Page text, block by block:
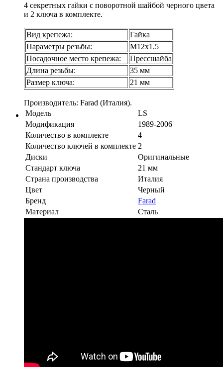
4 секретных гайки с поворотной шайбой черного цвета
и 2 ключа в комплекте.
Вид крепежа:
Гайка
Параметры резьбы:
М12х1.5
Посадочное место крепежа:
Прессшайба
Длина резьбы:
35 мм
Размер ключа:
21 мм
Производитель: Farad (Италия).
Модель
LS
Модификация
1989-2006
Количество в комплекте
4
Количество ключей в комплекте 2
Диски
Оригинальные
Стандарт ключа
21 мм
Страна производства
Италия
Цвет
Черный
Бренд
Farad
Материал
Сталь